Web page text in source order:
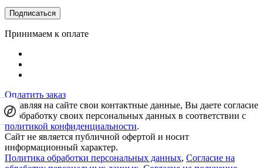
Подписаться
Принимаем к оплате
Оплатить заказ
Оставляя на сайте свои контактные данные, Вы даете согласие
на обработку своих персональных данных в соответствии с
политикой конфиденциальности.
Сайт не является публичной офертой и носит
информационный характер.
Политика обработки персональных данных, Согласие на